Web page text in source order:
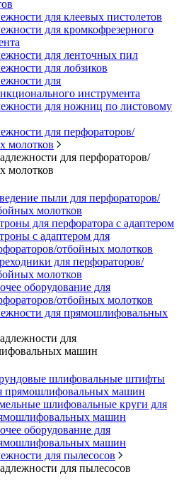
для клеевых пистолетов
для кромкофрезерного
для ленточных пил
для лобзиков
для
инструмента
для ножниц по листовому
для перфораторов/
молотков
для перфораторов/
молотков
пыли для перфораторов/
молотков
для перфоратора с адаптером
с адаптером для
отбойных молотков
для перфораторов/
молотков
оборудование для
отбойных молотков
для прямошлифовальных
для
машин
шлифовальные штифты
прямошлифовальных машин
шлифовальные круги для
машин
оборудование для
машин
для пылесосов
для пылесосов